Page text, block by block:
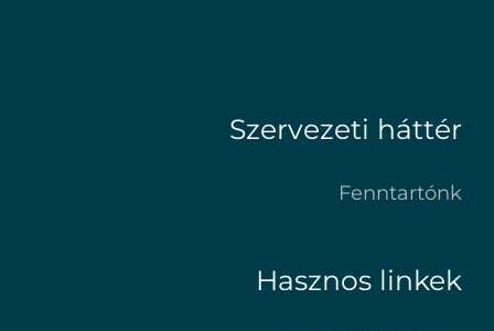
Szervezeti háttér
Fenntartónk
Hasznos linkek